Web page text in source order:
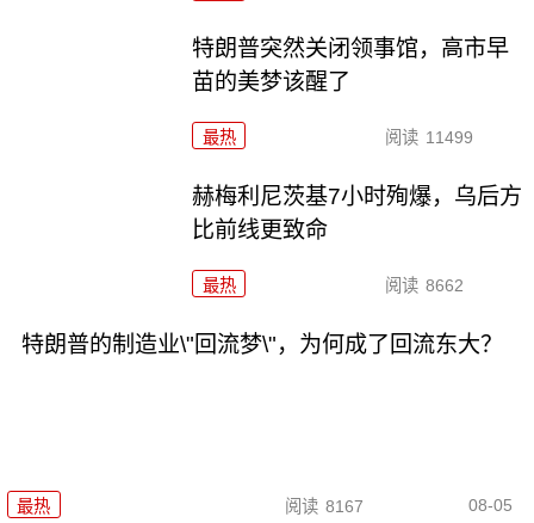
特朗普突然关闭领事馆，高市早
苗的美梦该醒了
最热 阅读 11499
赫梅利尼茨基7小时殉爆，乌后方
比前线更致命
最热 阅读 8662
特朗普的制造业\"回流梦\"，为何成了回流东大？
最热 阅读 8167 08-05